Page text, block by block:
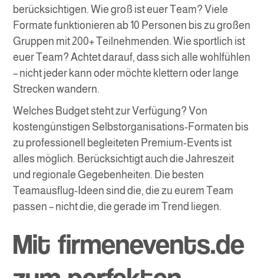
berücksichtigen. Wie groß ist euer Team? Viele
Formate funktionieren ab 10 Personen bis zu großen
Gruppen mit 200+ Teilnehmenden. Wie sportlich ist
euer Team? Achtet darauf, dass sich alle wohlfühlen
– nicht jeder kann oder möchte klettern oder lange
Strecken wandern.
Welches Budget steht zur Verfügung? Von
kostengünstigen Selbstorganisations-Formaten bis
zu professionell begleiteten Premium-Events ist
alles möglich. Berücksichtigt auch die Jahreszeit
und regionale Gegebenheiten. Die besten
Teamausflug-Ideen sind die, die zu eurem Team
passen – nicht die, die gerade im Trend liegen.
Mit firmenevents.de